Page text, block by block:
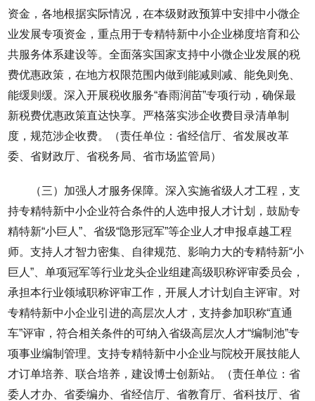
资金，各地根据实际情况，在本级财政预算中安排中小微企
业发展专项资金，重点用于专精特新中小企业梯度培育和公
共服务体系建设等。全面落实国家支持中小微企业发展的税
费优惠政策，在地方权限范围内做到能减则减、能免则免、
能缓则缓。深入开展税收服务“春雨润苗”专项行动，确保最
新税费优惠政策直达快享。严格落实涉企收费目录清单制
度，规范涉企收费。（责任单位：省经信厅、省发展改革
委、省财政厅、省税务局、省市场监管局）
（三）加强人才服务保障。深入实施省级人才工程，支
持专精特新中小企业符合条件的人选申报人才计划，鼓励专
精特新“小巨人”、省级“隐形冠军”等企业人才申报卓越工程
师。支持人才智力密集、自律规范、影响力大的专精特新“小
巨人”、单项冠军等行业龙头企业组建高级职称评审委员会，
承担本行业领域职称评审工作，开展人才计划自主评审。对
专精特新中小企业引进的高层次人才，支持参加职称“直通
车”评审，符合相关条件的可纳入省级高层次人才“编制池”专
项事业编制管理。支持专精特新中小企业与院校开展技能人
才订单培养、联合培养，建设博士创新站。（责任单位：省
委人才办、省委编办、省经信厅、省教育厅、省科技厅、省